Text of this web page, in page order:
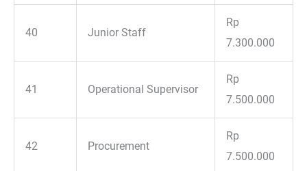
40 Junior Staff
Rp
7.300.000
41 Operational Supervisor
Rp
7.500.000
42 Procurement
Rp
7.500.000